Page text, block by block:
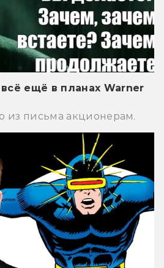
ещё в планах Warner
из письма акционерам.